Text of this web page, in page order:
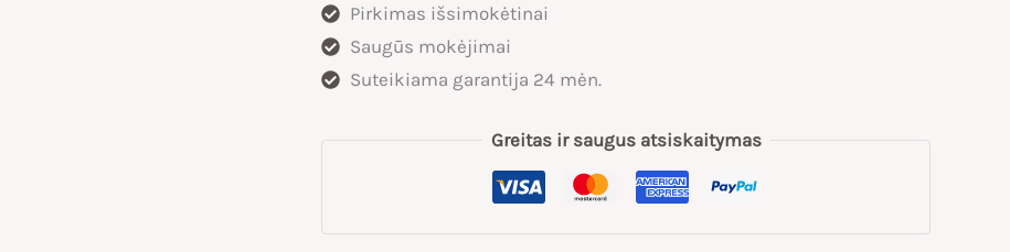
kombinacija
Pirkimas išsimokėtinai
Saugūs mokėjimai
Suteikiama garantija 24 mėn.
Greitas ir saugus atsiskaitymas